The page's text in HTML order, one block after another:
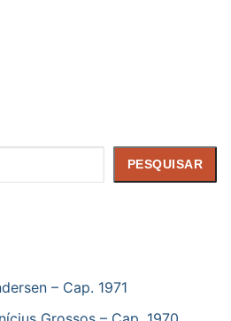
PESQUISAR
– Cap. 1971